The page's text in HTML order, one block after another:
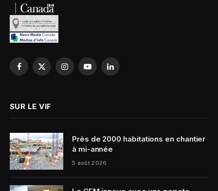
Facebook
X
InstagramYouTubeLinkedIn
SUR LE VIF
Près de 2000 habitations en chantier
à mi-année
5 août 2026